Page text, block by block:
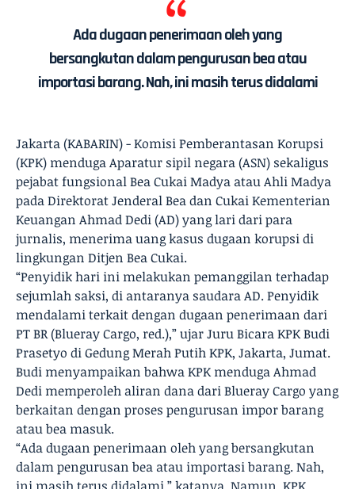
Ada dugaan penerimaan oleh yang
bersangkutan dalam pengurusan bea atau
importasi barang. Nah, ini masih terus didalami
Jakarta (KABARIN) - Komisi Pemberantasan Korupsi
(KPK) menduga Aparatur sipil negara (ASN) sekaligus
pejabat fungsional Bea Cukai Madya atau Ahli Madya
pada Direktorat Jenderal Bea dan Cukai Kementerian
Keuangan Ahmad Dedi (AD) yang lari dari para
jurnalis, menerima uang kasus dugaan korupsi di
lingkungan Ditjen Bea Cukai.
“Penyidik hari ini melakukan pemanggilan terhadap
sejumlah saksi, di antaranya saudara AD. Penyidik
mendalami terkait dengan dugaan penerimaan dari
PT BR (Blueray Cargo, red.),” ujar Juru Bicara KPK Budi
Prasetyo di Gedung Merah Putih KPK, Jakarta, Jumat.
Budi menyampaikan bahwa KPK menduga Ahmad
Dedi memperoleh aliran dana dari Blueray Cargo yang
berkaitan dengan proses pengurusan impor barang
atau bea masuk.
“Ada dugaan penerimaan oleh yang bersangkutan
dalam pengurusan bea atau importasi barang. Nah,